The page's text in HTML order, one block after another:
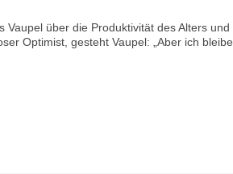
über die Produktivität des Alters und
Optimist, gesteht Vaupel: „Aber ich bleibe